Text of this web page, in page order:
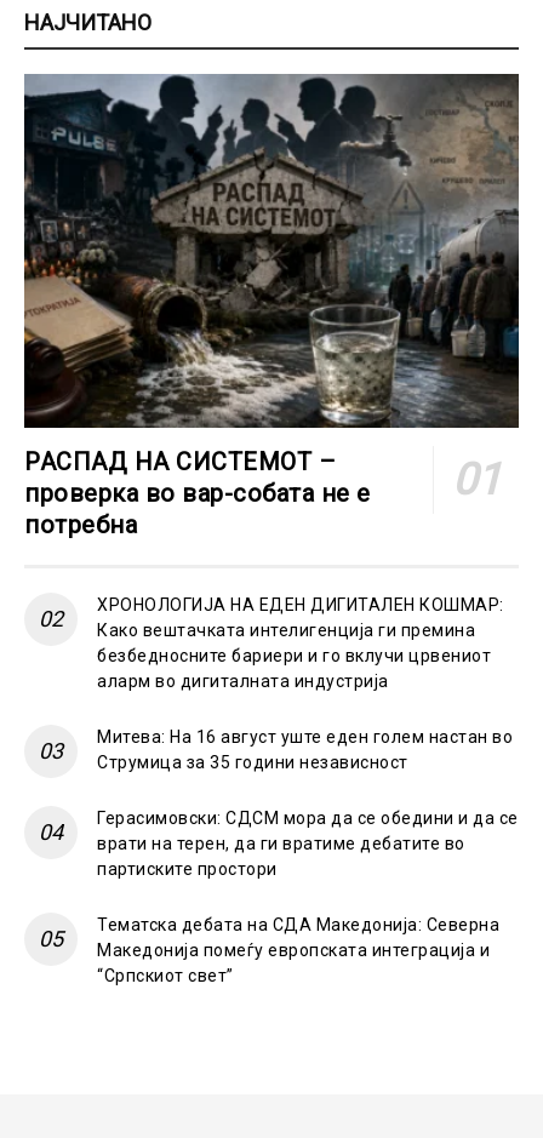
НАЈЧИТАНО
РАСПАД НА СИСТЕМОТ –
проверка во вар-собата не е
потребна
ХРОНОЛОГИЈА НА ЕДЕН ДИГИТАЛЕН КОШМАР:
Како вештачката интелигенција ги премина
безбедносните бариери и го вклучи црвениот
аларм во дигиталната индустрија
Митева: На 16 август уште еден голем настан во
Струмица за 35 години независност
Герасимовски: СДСМ мора да се обедини и да се
врати на терен, да ги вратиме дебатите во
партиските простори
Тематска дебата на СДА Македонија: Северна
Македонија помеѓу европската интеграција и
“Српскиот свет”